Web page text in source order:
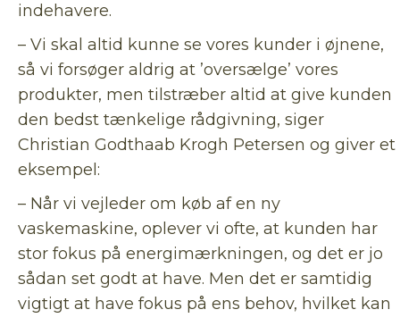
indehavere.
– Vi skal altid kunne se vores kunder i øjnene,
så vi forsøger aldrig at ’oversælge’ vores
produkter, men tilstræber altid at give kunden
den bedst tænkelige rådgivning, siger
Christian Godthaab Krogh Petersen og giver et
eksempel:
– Når vi vejleder om køb af en ny
vaskemaskine, oplever vi ofte, at kunden har
stor fokus på energimærkningen, og det er jo
sådan set godt at have. Men det er samtidig
vigtigt at have fokus på ens behov, hvilket kan